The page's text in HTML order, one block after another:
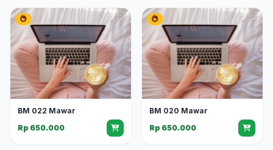
BM 022 Mawar
Rp 650.000
BM 020 Mawar
Rp 650.000